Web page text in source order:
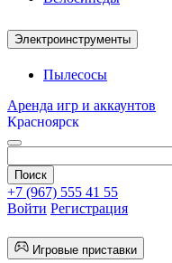
Электроинструменты
Пылесосы
Аренда игр и аккаунтов
Красноярск
+7 (967) 555 41 55
Войти Регистрация
Игровые приставки